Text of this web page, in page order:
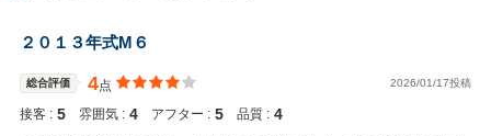
２０１３年式M６
総合評価 4点 2026/01/17投稿
接客 : 5 雰囲気 : 4 アフター : 5 品質 : 4